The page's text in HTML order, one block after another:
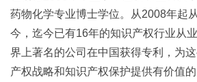
药物化学专业博士学位。从2008年起
今，迄今已有16年的知识产权行业从
界上著名的公司在中国获得专利，为
产权战略和知识产权保护提供有价值